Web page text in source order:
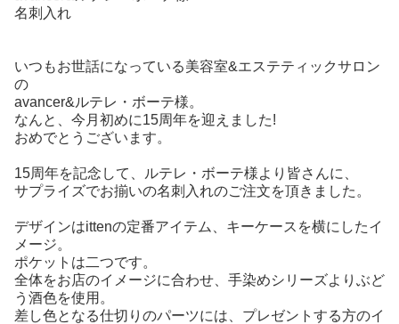
名刺入れ
いつもお世話になっている美容室&エステティックサロン
の
avancer&ルテレ・ボーテ様。
なんと、今月初めに15周年を迎えました!
おめでとうございます。
15周年を記念して、ルテレ・ボーテ様より皆さんに、
サプライズでお揃いの名刺入れのご注文を頂きました。
デザインはittenの定番アイテム、キーケースを横にしたイ
メージ。
ポケットは二つです。
全体をお店のイメージに合わせ、手染めシリーズよりぶど
う酒色を使用。
差し色となる仕切りのパーツには、プレゼントする方のイ